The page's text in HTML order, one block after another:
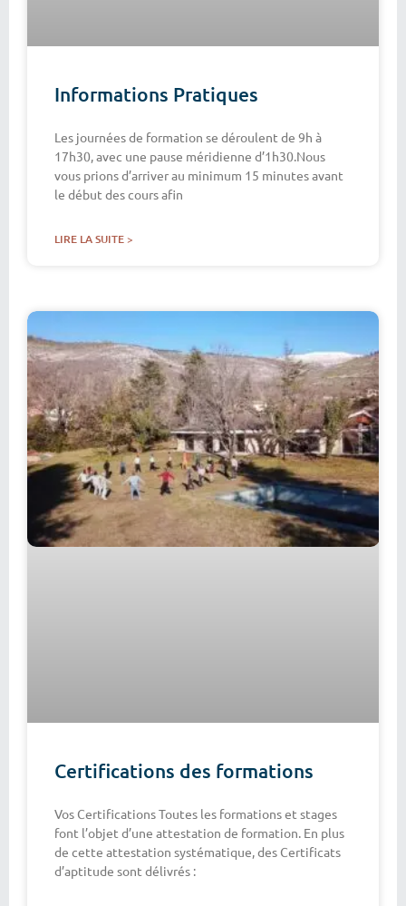
Informations Pratiques
Les journées de formation se déroulent de 9h à
17h30, avec une pause méridienne d’1h30.Nous
vous prions d’arriver au minimum 15 minutes avant
le début des cours afin
LIRE LA SUITE >
Certifications des formations
Vos Certifications Toutes les formations et stages
font l’objet d’une attestation de formation. En plus
de cette attestation systématique, des Certificats
d’aptitude sont délivrés :